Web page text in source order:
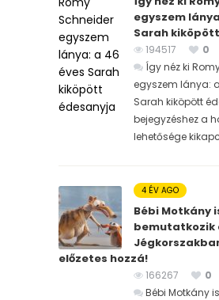
egyszem
Sarah
194517
0
Így néz ki
egyszem lánya:
Sarah kiköpött
bejegyzéshez a
lehetősége
4 ÉV AGO
Bébi Motkány
bemutatkozik
előzetes hozzá!
166267
0
Bébi Motkány is